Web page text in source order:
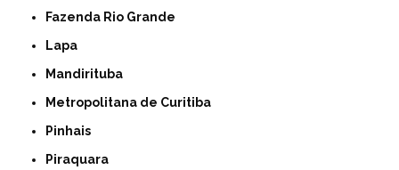
Fazenda Rio Grande
Lapa
Mandirituba
Metropolitana de Curitiba
Pinhais
Piraquara